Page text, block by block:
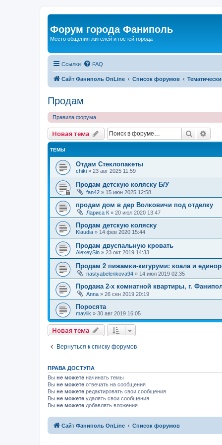
Форум города Фаниполь
Место общения жителей и гостей города
Ссылки FAQ
Сайт Фаниполь OnLine Список форумов
Продам
Правила форума
Новая тема Поиск
ТЕМЫ
Отдам Стеклопакеты
chiki » 23 авг 2025 11:59
Продам детскую коляску Б/У
fan42 » 15 июн 2025 12:58
продам дом в дер Волковичи под отделку
Лариса К » 20 июл 2020 13:47
Продам детскую коляску
Klaudia » 14 фев 2020 15:44
Продам двуспальную кровать
AlexeySin » 23 окт 2019 14:33
Продам 2 пижамки-кигуруми: коала и
nastyabelenkova94 » 14 июл 2019 02:35
Продажа 2-х комнатной квартиры, г.
Anna » 26 сен 2019 20:19
Поросята
mavlik » 30 авг 2019 16:05
Новая тема
Вернуться к списку форумов
ПРАВА ДОСТУПА
Вы не можете начинать темы
Вы не можете отвечать на сообщения
Вы не можете редактировать свои сообщения
Вы не можете удалять свои сообщения
Вы не можете добавлять вложения
Сайт Фаниполь OnLine Список форумов